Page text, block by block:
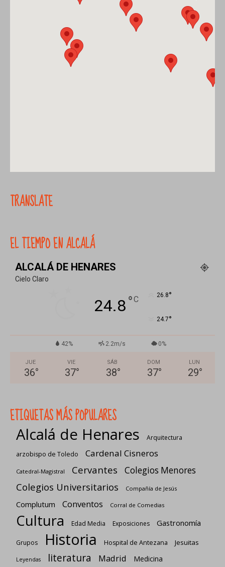
TRANSLATE
EL TIEMPO EN ALCALÁ
ALCALÁ DE HENARES
Cielo Claro
24.8°C 26.8°
24.7°
42% 2.2m/s 0%
JUE
36°
VIE
37°
SÁB
38°
DOM
37°
LUN
29°
ETIQUETAS MÁS POPULARES
Alcalá de Henares
Arquitectura
arzobispo de Toledo
Cardenal Cisneros
Catedral-Magistral Cervantes Colegios Menores
Colegios Universitarios Compañía de Jesús
Complutum Conventos Corral de Comedias
Cultura Edad Media Exposiciones Gastronomía
Grupos Historia Hospital de Antezana Jesuitas
Leyendas literatura Madrid Medicina